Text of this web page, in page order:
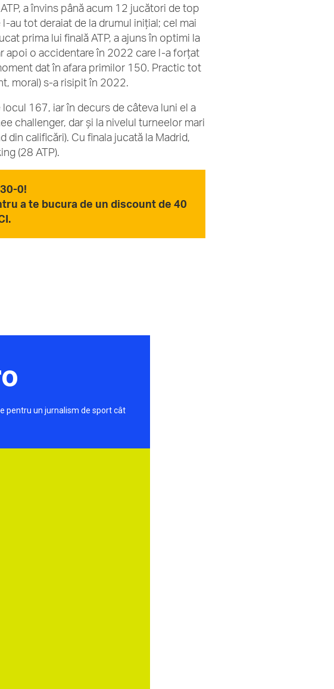
a învins până acum 12 jucători de top
au tot deraiat de la drumul inițial; cel mai
prima lui finală ATP, a ajuns în optimi la
apoi o accidentare în 2022 care l-a forțat
dat în afara primilor 150. Practic tot
moral) s-a risipit în 2022.
167, iar în decurs de câteva luni el a
challenger, dar și la nivelul turneelor mari
din calificări). Cu finala jucată la Madrid,
(28 ATP).
0!
a te bucura de un discount de 40
pentru un jurnalism de sport cât